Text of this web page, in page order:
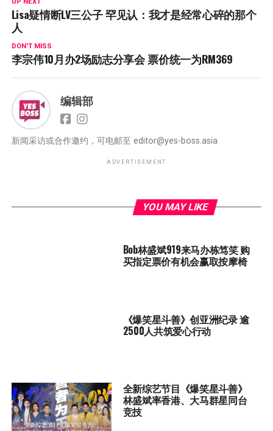
UP NEXT
Lisa疑情断LV三公子 罕见认：我才是经常心碎的那个
人
DON'T MISS
李宗伟10月办2场励志分享会 票价统一为RM369
编辑部
新闻采访或合作邀约，可电邮至 editor@yes-boss.asia
ADVERTISEMENT
YOU MAY LIKE
Bob林盛斌919来马办栋笃笑 购
买指定票价有机会赢取按摩椅
《爆笑星斗善》创亚洲纪录 逾
2500人共筑爱心行动
全新综艺节目《爆笑星斗善》
林盛斌率香港、大马群星同台
竞技